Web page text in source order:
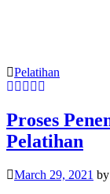
Pelatihan
Proses
Pelatihan
March 29, 2021 by